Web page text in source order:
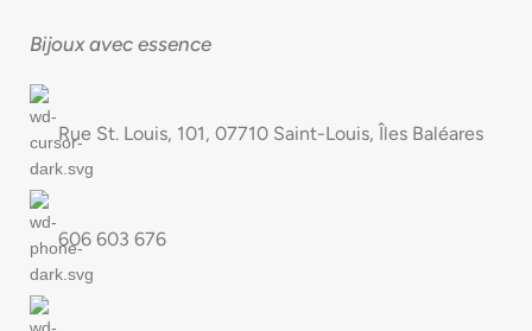
Bijoux avec essence
Rue St. Louis, 101, 07710 Saint-Louis, Îles Baléares
606 603 676